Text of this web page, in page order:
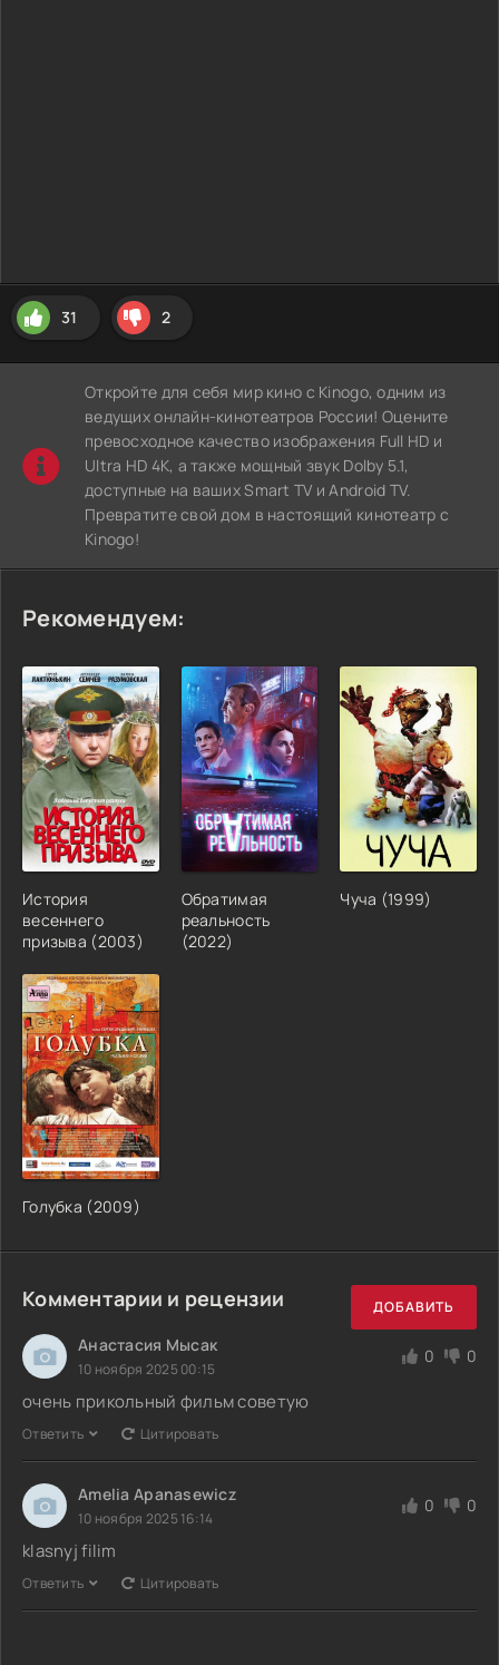
31 2
Откройте для себя мир кино с Kinogo, одним из
ведущих онлайн-кинотеатров России! Оцените
превосходное качество изображения Full HD и
Ultra HD 4K, а также мощный звук Dolby 5.1,
доступные на ваших Smart TV и Android TV.
Превратите свой дом в настоящий кинотеатр с
Kinogo!
Рекомендуем:
История
весеннего
призыва (2003)
Обратимая
реальность
(2022)
Чуча (1999)
Голубка (2009)
Комментарии и рецензии ДОБАВИТЬ
Анастасия Мысак
10 ноября 2025 00:15
0 0
очень прикольный фильм советую
Ответить Цитировать
Amelia Apanasewicz
10 ноября 2025 16:14
0 0
klasnyj filim
Ответить Цитировать